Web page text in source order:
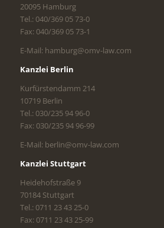
20095 Hamburg
Tel.: 040/369 05 73-0
Fax: 040/369 05 73-1
E-Mail: hamburg@omv-law.com
Kanzlei Berlin
Kurfürstendamm 214
10719 Berlin
Tel.: 030/235 94 96-0
Fax: 030/235 94 96-99
E-Mail: berlin@omv-law.com
Kanzlei Stuttgart
Heidehofstraße 9
70184 Stuttgart
Tel.: 0711 23 43 25-0
Fax: 0711 23 43 25-99